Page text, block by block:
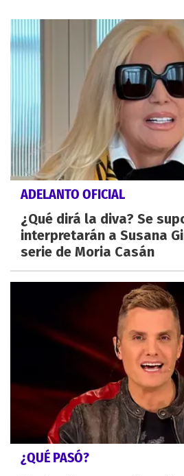
ADELANTO OFICIAL
¿Qué dirá la diva? Se
interpretarán a Susana
serie de Moria Casán
¿QUÉ PASÓ?